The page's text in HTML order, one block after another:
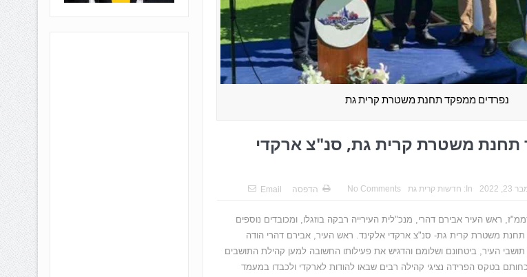
נפרדים ממפקד תחנת משטרת קרית גת
תחנת משטרת קרית גת, סנ"צ ארקדי
2022
In: חדשות קרית גת No Comments הדפסה Email
ראש העיר אבירם דהרי, מנכ"לית העירייה רבקה בוזגלו, ומכובדים נוספים
משטרת קרית גת- סנ"צ ארקדי אלקינד. ראש העיר, אבירם דהרי הודה
העיר, ביטחונם ושלומם והדגיש את פעילותו החשובה למען קהילת התושבים
בטקס הפרידה נציגי קהילה רבים שבאו להודות לארקדי ולכבדו במעמד